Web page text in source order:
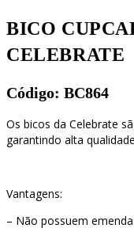
BICO
CELEBRATE
Código: BC864
Os bicos da Celebrate
garantindo alta
Vantagens:
– Não possuem